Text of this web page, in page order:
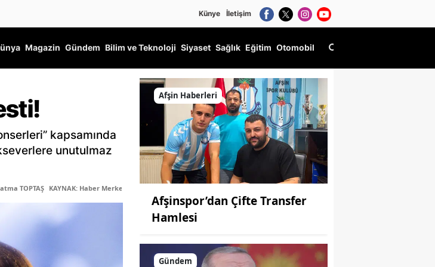
Künye İletişim
Magazin Gündem Bilim ve Teknoloji Siyaset Sağlık Eğitim Otomobil
kapsamında
unutulmaz
TOPTAŞ KAYNAK: Haber Merkezi
Afşin Haberleri
Afşinspor’dan Çifte Transfer
Hamlesi
Gündem